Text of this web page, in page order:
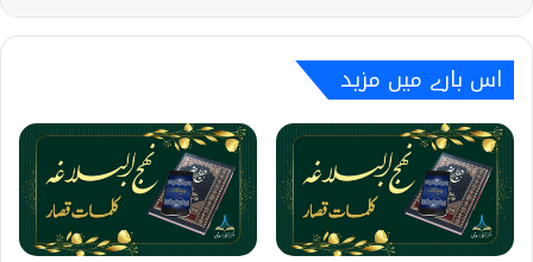
اس بارے میں مزید